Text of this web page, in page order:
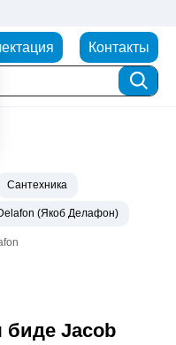
Контакты
Сантехника
(Якоб Делафон)
биде Jacob